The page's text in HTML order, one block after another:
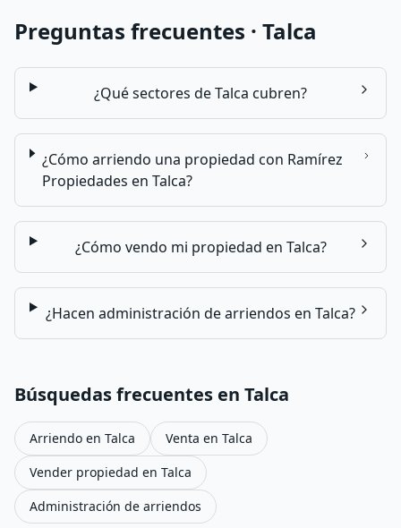
Preguntas frecuentes · Talca
¿Qué sectores de Talca cubren?
¿Cómo arriendo una propiedad con Ramírez
Propiedades en Talca?
¿Cómo vendo mi propiedad en Talca?
¿Hacen administración de arriendos en Talca?
Búsquedas frecuentes en Talca
Arriendo en Talca Venta en Talca
Vender propiedad en Talca
Administración de arriendos